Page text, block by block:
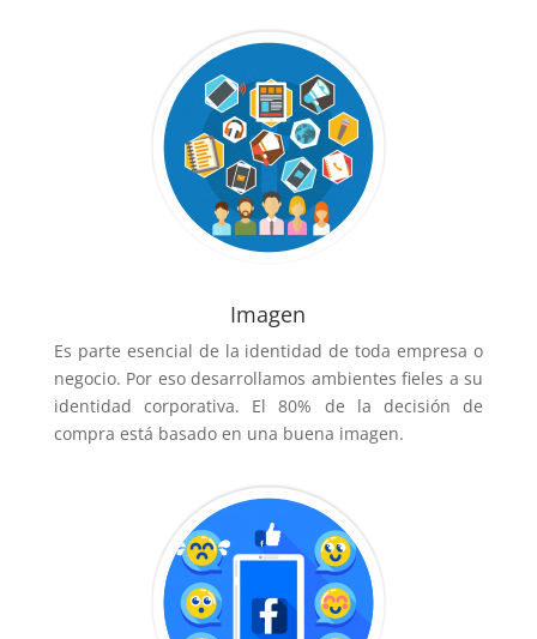
Imagen
Es parte esencial de la identidad de toda empresa o
negocio. Por eso desarrollamos ambientes fieles a su
identidad corporativa. El 80% de la decisión de
compra está basado en una buena imagen.